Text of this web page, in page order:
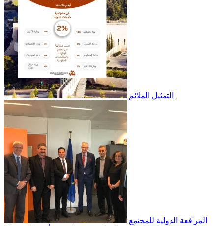
التمثيل الملائم
المرافعة الدولية للمجتمع